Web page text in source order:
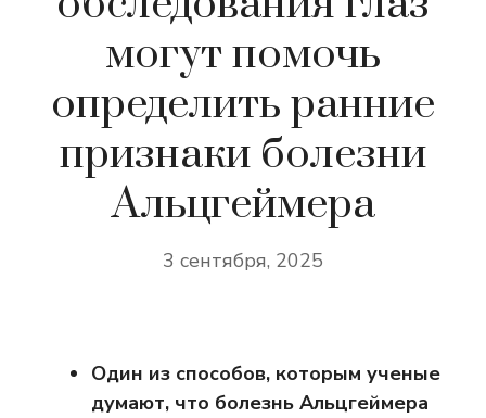
могут помочь
определить ранние
признаки болезни
Альцгеймера
3 сентября, 2025
Один из способов, которым ученые
думают, что болезнь Альцгеймера